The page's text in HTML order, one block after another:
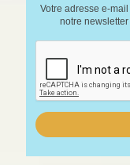
Votre adresse e-
notre